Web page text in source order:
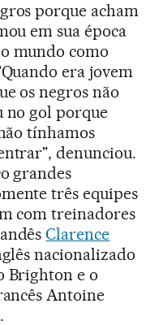
porque acham
em sua época
mundo como
era jovem
os negros não
no gol porque
tínhamos
denunciou.
grandes
três equipes
com treinadores
Clarence
nacionalizado
Brighton e o
Antoine